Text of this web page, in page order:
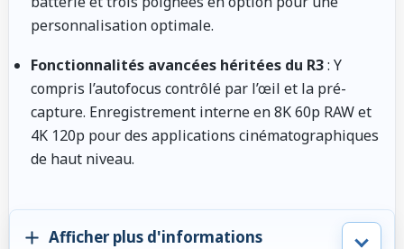
personnalisation optimale.
Fonctionnalités avancées héritées du R3: Y
compris l’autofocus contrôlé par l’œil et la pré-
capture. Enregistrement interne en 8K 60p RAW et
4K 120p pour des applications cinématographiques
de haut niveau.
Afficher plus d'informations